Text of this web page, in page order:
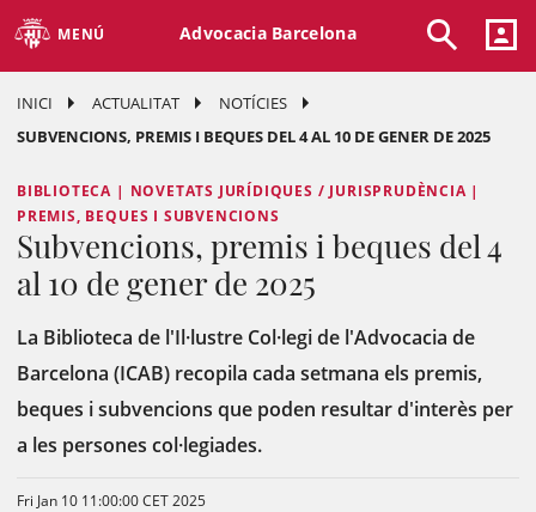
MENÚ Advocacia Barcelona
INICI ACTUALITAT
NOTÍCIES
SUBVENCIONS, PREMIS I BEQUES DEL 4 AL 10 DE GENER DE 2025
BIBLIOTECA | NOVETATS JURÍDIQUES / JURISPRUDÈNCIA |
PREMIS, BEQUES I SUBVENCIONS
Subvencions, premis i beques del 4
al 10 de gener de 2025
La Biblioteca de l'Il·lustre Col·legi de l'Advocacia de
Barcelona (ICAB) recopila cada setmana els premis,
beques i subvencions que poden resultar d'interès per
a les persones col·legiades.
Fri Jan 10 11:00:00 CET 2025